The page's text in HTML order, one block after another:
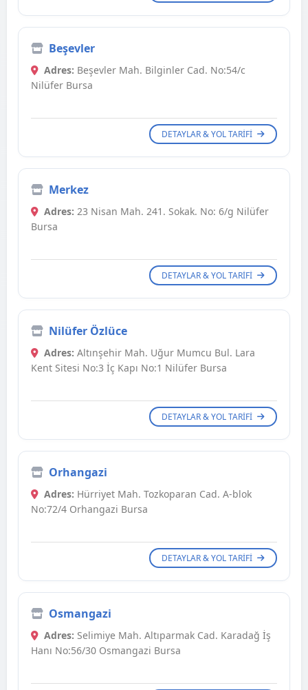
Beşevler
Adres: Beşevler Mah. Bilginler Cad. No:54/c
Nilüfer Bursa
DETAYLAR & YOL TARIFI
Merkez
Adres: 23 Nisan Mah. 241. Sokak. No: 6/g Nilüfer
Bursa
DETAYLAR & YOL TARIFI
Nilüfer Özlüce
Adres: Altınşehir Mah. Uğur Mumcu Bul. Lara
Kent Sitesi No:3 İç Kapı No:1 Nilüfer Bursa
DETAYLAR & YOL TARIFI
Orhangazi
Adres: Hürriyet Mah. Tozkoparan Cad. A-blok
No:72/4 Orhangazi Bursa
DETAYLAR & YOL TARIFI
Osmangazi
Adres: Selimiye Mah. Altıparmak Cad. Karadağ İş
Hanı No:56/30 Osmangazi Bursa